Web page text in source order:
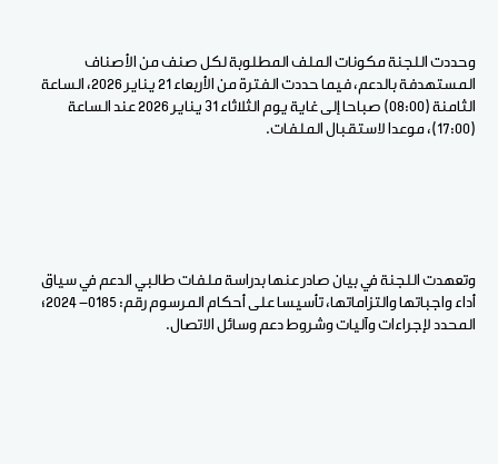
وحددت اللجنة مكونات الملف المطلوبة لكل صنف من الأصناف
المستهدفة بالدعم، فيما حددت الفترة من الأربعاء 21 يناير 2026، الساعة
الثامنة (08:00) صباحا إلى غاية يوم الثلاثاء 31 يناير 2026 عند الساعة
(17:00)، موعدا لاستقبال الملفات.
وتعهدت اللجنة في بيان صادر عنها بدراسة ملفات طالبي الدعم في سياق
أداء واجباتها والتزاماتها، تأسيسا على أحكام المرسوم رقم: 0185- 2024؛
المحدد لإجراءات وآليات وشروط دعم وسائل الاتصال.